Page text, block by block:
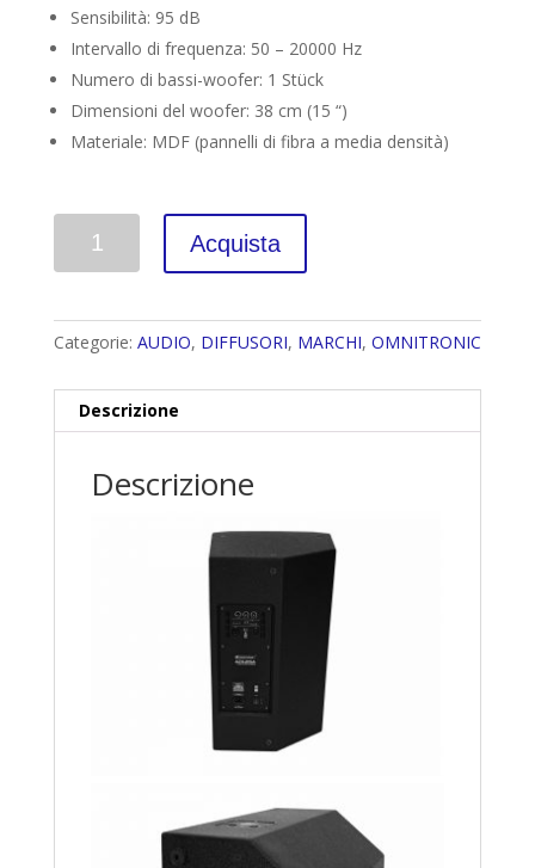
Sensibilità: 95 dB
Intervallo di frequenza: 50 – 20000 Hz
Numero di bassi-woofer: 1 Stück
Dimensioni del woofer: 38 cm (15 “)
Materiale: MDF (pannelli di fibra a media densità)
Acquista
Categorie: AUDIO, DIFFUSORI, MARCHI, OMNITRONIC
Descrizione
Descrizione